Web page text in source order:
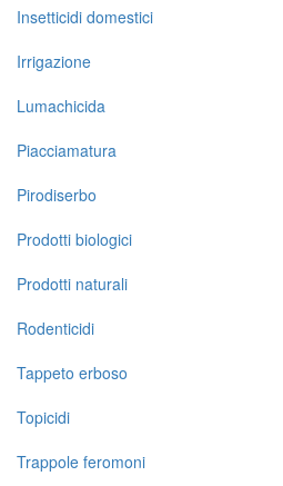
Insetticidi domestici
Irrigazione
Lumachicida
Piacciamatura
Pirodiserbo
Prodotti biologici
Prodotti naturali
Rodenticidi
Tappeto erboso
Topicidi
Trappole feromoni